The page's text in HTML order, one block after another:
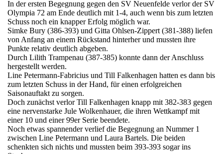
In der ersten Begegnung gegen den SV Neuenfelde verlor der SV
Olympia 72 am Ende deutlich mit 1-4, auch wenn bis zum letzten
Schuss noch ein knapper Erfolg möglich war.
Simke Bury (386-393) und Gitta Ohlsen-Zippert (381-388) liefen
von Anfang an einem Rückstand hinterher und mussten ihre
Punkte relativ deutlich abgeben.
Durch Lilith Trampenau (387-385) konnte dann der Anschluss
hergestellt werden.
Line Petermann-Fabricius und Till Falkenhagen hatten es dann bis
zum letzten Schuss in der Hand, für einen erfolgreichen
Saisonauftakt zu sorgen.
Doch zunächst verlor Till Falkenhagen knapp mit 382-383 gegen
eine nervenstarke Jule Wolkenhauer, die ihren Wettkampf mit
einer 10 und einer 99er Serie beendete.
Noch etwas spannender verlief die Begegnung an Nummer 1
zwischen Line Petermann und Laura Bartels. Die beiden
schenkten sich nichts und mussten beim 393-393 sogar ins